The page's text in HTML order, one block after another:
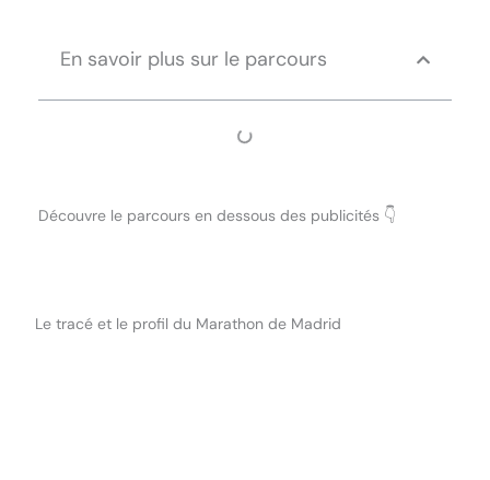
En savoir plus sur le parcours
Découvre le parcours en dessous des publicités 👇
Le tracé et le profil du Marathon de Madrid